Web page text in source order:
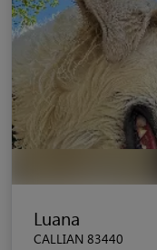
Luana
CALLIAN 83440